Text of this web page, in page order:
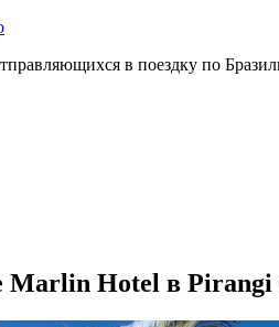
в поездку по
Marlin Hotel в Pirangi